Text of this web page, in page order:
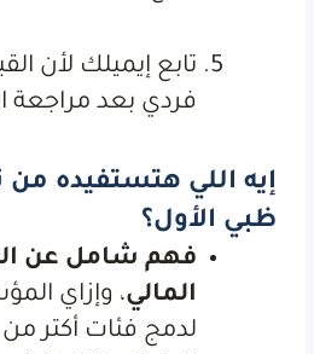
تابع إيميلك لأن
فردي بعد مراجعة
إيه اللي هتستفيده من
ظبي الأول؟
فهم شامل عن
المالي، وإزاي
لدمج فئات أكتر